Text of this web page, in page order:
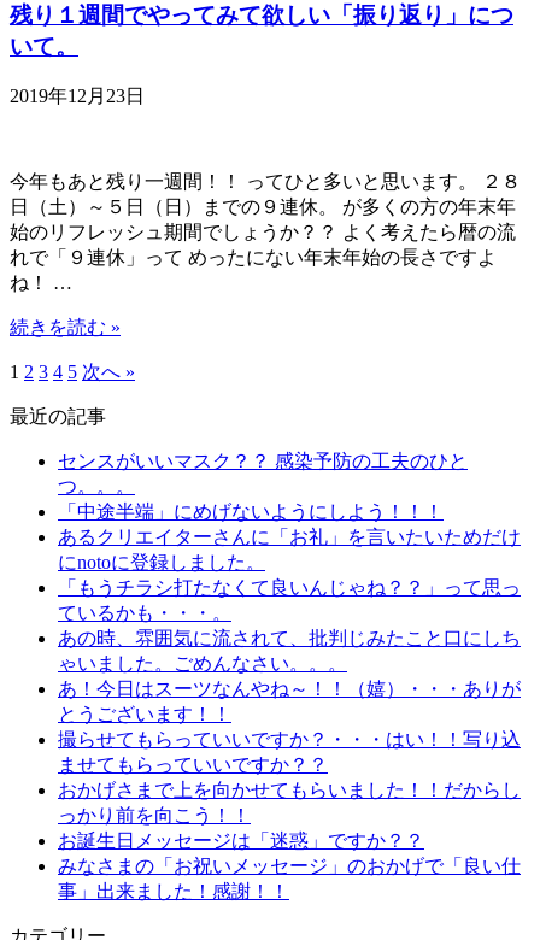
残り１週間でやってみて欲しい「振り返り」につ
いて。
2019年12月23日
今年もあと残り一週間！！ ってひと多いと思います。 ２８
日（土）～５日（日）までの９連休。 が多くの方の年末年
始のリフレッシュ期間でしょうか？？ よく考えたら暦の流
れで「９連休」って めったにない年末年始の長さですよ
ね！ …
続きを読む »
1 2 3 4 5 次へ »
最近の記事
センスがいいマスク？？ 感染予防の工夫のひと
つ。。。
「中途半端」にめげないようにしよう！！！
あるクリエイターさんに「お礼」を言いたいためだけ
にnotoに登録しました。
「もうチラシ打たなくて良いんじゃね？？」って思っ
ているかも・・・。
あの時、雰囲気に流されて、批判じみたこと口にしち
ゃいました。ごめんなさい。。。
あ！今日はスーツなんやね～！！（嬉）・・・ありが
とうございます！！
撮らせてもらっていいですか？・・・はい！！写り込
ませてもらっていいですか？？
おかげさまで上を向かせてもらいました！！だからし
っかり前を向こう！！
お誕生日メッセージは「迷惑」ですか？？
みなさまの「お祝いメッセージ」のおかげで「良い仕
事」出来ました！感謝！！